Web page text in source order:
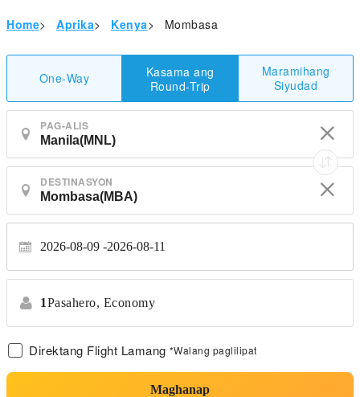
Home> Aprika> Kenya> Mombasa
One-Way
Kasama ang
Round-Trip
Maramihang
Siyudad
PAG-ALIS
DESTINASYON
2026-08-09 2026-08-11
1Pasahero, Economy
Direktang Flight Lamang *Walang paglilipat
Maghanap